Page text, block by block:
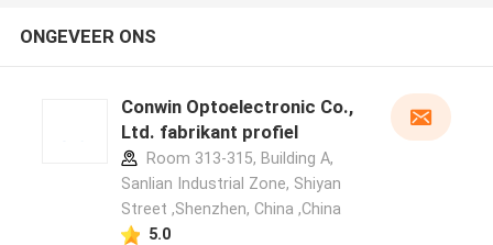
ONGEVEER ONS
Conwin Optoelectronic Co.,
Ltd. fabrikant profiel
Room 313-315, Building A,
Sanlian Industrial Zone, Shiyan
Street ,Shenzhen, China ,China
5.0